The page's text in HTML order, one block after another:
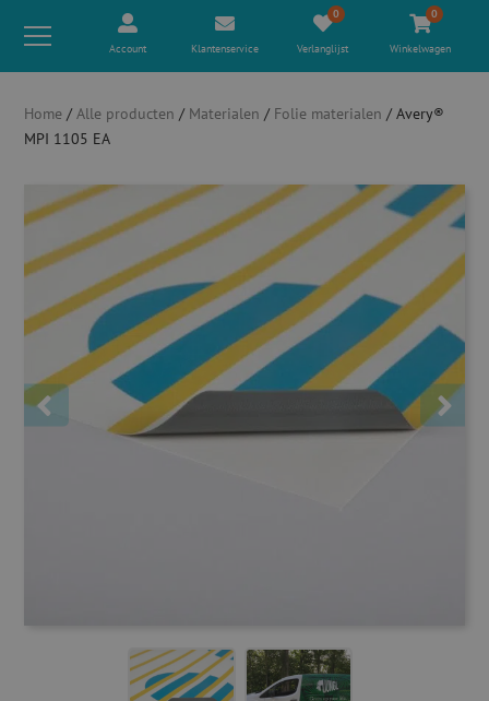
Account Klantenservice
0
Verlanglijst
0
Winkelwagen
Home / Alle producten / Materialen / Folie materialen / Avery®
MPI 1105 EA